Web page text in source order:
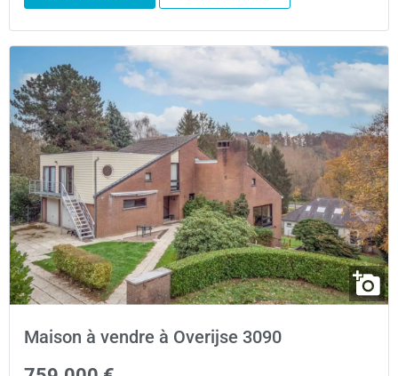
Maison à vendre à Overijse 3090